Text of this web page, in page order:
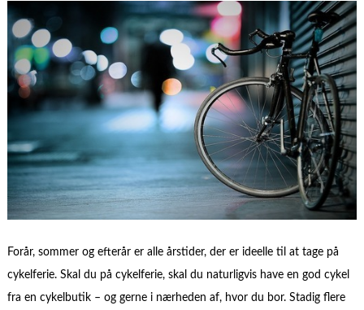
Forår, sommer og efterår er alle årstider, der er ideelle til at tage på
cykelferie. Skal du på cykelferie, skal du naturligvis have en god cykel
fra en cykelbutik – og gerne i nærheden af, hvor du bor. Stadig flere